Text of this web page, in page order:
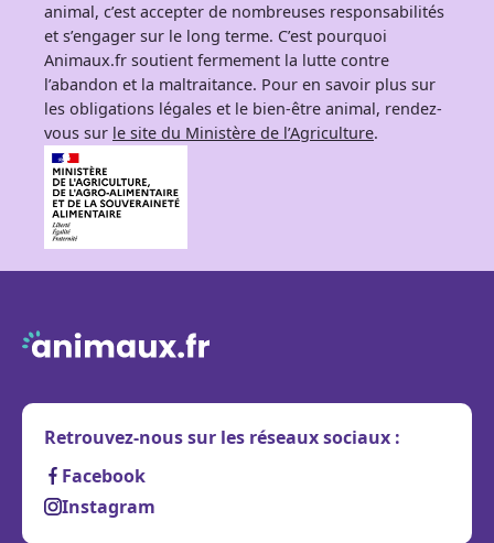
animal, c’est accepter de nombreuses responsabilités
et s’engager sur le long terme. C’est pourquoi
Animaux.fr soutient fermement la lutte contre
l’abandon et la maltraitance. Pour en savoir plus sur
les obligations légales et le bien-être animal, rendez-
vous sur le site du Ministère de l’Agriculture.
Retrouvez-nous sur les réseaux sociaux :
Facebook
Instagram